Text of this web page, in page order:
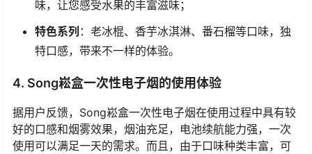
味，让您感受水果的丰富滋味；
特色系列 ：老冰棍、香芋冰淇淋、番石榴等口味，独
特口感，带来不一样的体验。
4. Song崧盒一次性电子烟的使用体验
据用户反馈，Song崧盒一次性电子烟在使用过程中具有较
好的口感和烟雾效果，烟油充足，电池续航能力强，一次
使用可以满足一天的需求。而且，由于口味种类丰富，可